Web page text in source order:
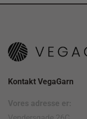
Kontakt VegaGarn
Vores adresse er: